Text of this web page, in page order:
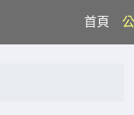
首頁